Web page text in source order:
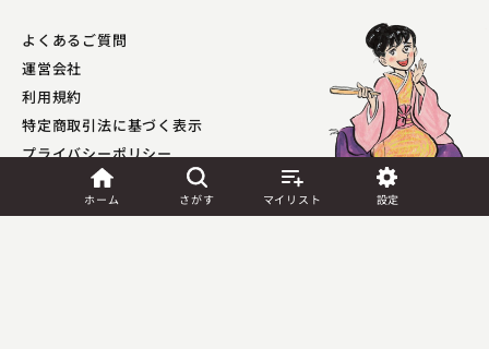
ホーム さがす マイリスト 設定
神田 松鯉
よくあるご質問
運営会社
利用規約
特定商取引法に基づく表示
プライバシーポリシー​
外部送信ポリシー